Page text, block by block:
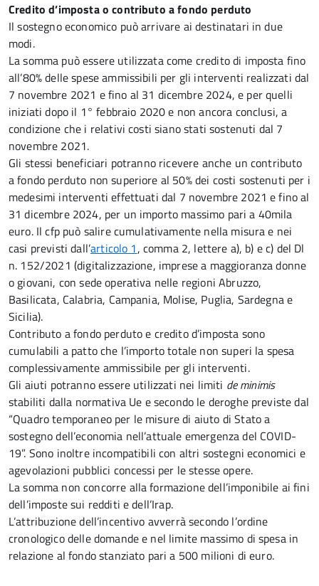
Credito d’imposta o contributo a fondo perduto
Il sostegno economico può arrivare ai destinatari in due
modi.
La somma può essere utilizzata come credito di imposta fino
all’80% delle spese ammissibili per gli interventi realizzati dal
7 novembre 2021 e fino al 31 dicembre 2024, e per quelli
iniziati dopo il 1° febbraio 2020 e non ancora conclusi, a
condizione che i relativi costi siano stati sostenuti dal 7
novembre 2021.
Gli stessi beneficiari potranno ricevere anche un contributo
a fondo perduto non superiore al 50% dei costi sostenuti per i
medesimi interventi effettuati dal 7 novembre 2021 e fino al
31 dicembre 2024, per un importo massimo pari a 40mila
euro. Il cfp può salire cumulativamente nella misura e nei
casi previsti dall’articolo 1, comma 2, lettere a), b) e c) del Dl
n. 152/2021 (digitalizzazione, imprese a maggioranza donne
o giovani, con sede operativa nelle regioni Abruzzo,
Basilicata, Calabria, Campania, Molise, Puglia, Sardegna e
Sicilia).
Contributo a fondo perduto e credito d’imposta sono
cumulabili a patto che l’importo totale non superi la spesa
complessivamente ammissibile per gli interventi.
Gli aiuti potranno essere utilizzati nei limiti de minimis
stabiliti dalla normativa Ue e secondo le deroghe previste dal
“Quadro temporaneo per le misure di aiuto di Stato a
sostegno dell’economia nell’attuale emergenza del COVID-
19”. Sono inoltre incompatibili con altri sostegni economici e
agevolazioni pubblici concessi per le stesse opere.
La somma non concorre alla formazione dell’imponibile ai fini
dell’imposte sui redditi e dell’Irap.
L’attribuzione dell’incentivo avverrà secondo l’ordine
cronologico delle domande e nel limite massimo di spesa in
relazione al fondo stanziato pari a 500 milioni di euro.